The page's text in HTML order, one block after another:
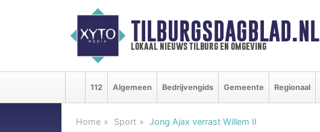
TILBURGSDAGBLAD.NL
lokaal nieuws tilburg en omgeving
112 Algemeen Bedrijvengids Gemeente Regionaal
Home Sport Jong Ajax verrast Willem II